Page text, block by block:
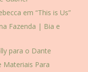
em “This is Us”
Fazenda | Bia e
para o Dante
Materiais Para